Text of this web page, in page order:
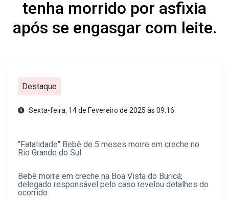
tenha morrido por asfixia
após se engasgar com leite.
Destaque
Sexta-feira, 14 de Fevereiro de 2025 às 09:16
"Fatalidade" Bebê de 5 meses morre em creche no
Rio Grande do Sul
Bebê morre em creche na Boa Vista do Buricá;
delegado responsável pelo caso revelou detalhes do
ocorrido